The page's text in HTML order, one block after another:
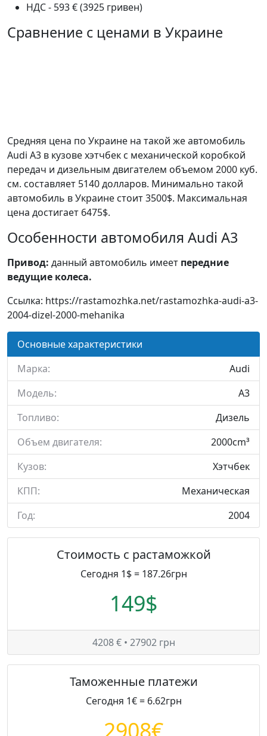
НДС - 593 € (3925 гривен)
Сравнение с ценами в Украине
Средняя цена по Украине на такой же автомобиль
Audi A3 в кузове хэтчбек c механической коробкой
передач и дизельным двигателем объемом 2000 куб.
см. составляет 5140 долларов. Минимально такой
автомобиль в Украине стоит 3500$. Максимальная
цена достигает 6475$.
Особенности автомобиля Audi A3
Привод: данный автомобиль имеет передние
ведущие колеса.
Ссылка: https://rastamozhka.net/rastamozhka-audi-a3-
2004-dizel-2000-mehanika
Основные характеристики
Марка:
Audi
Модель:
A3
Топливо:
Дизель
Объем двигателя:
2000cm³
Кузов:
Хэтчбек
КПП:
Механическая
Год:
2004
Стоимость с растаможкой
Сегодня 1$ = 187.26грн
149$
4208 € • 27902 грн
Таможенные платежи
Сегодня 1€ = 6.62грн
2908€